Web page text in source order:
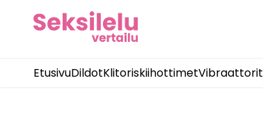
EtusivuDildotKlitoriskiihottimetVibraattorit